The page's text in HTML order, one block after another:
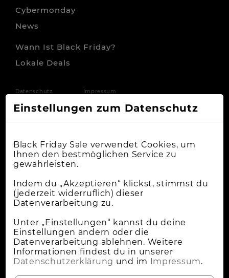
Cybermonday
News
Wann Ist Black Friday?
Lokale Deals
Datenschutz Impressum
Einstellungen zum Datenschutz
Black Friday Sale verwendet Cookies, um
Ihnen den bestmöglichen Service zu
gewährleisten.
Indem du „Akzeptieren“ klickst, stimmst du
(jederzeit widerruflich) dieser
Datenverarbeitung zu.
Unter „Einstellungen“ kannst du deine
Einstellungen ändern oder die
Datenverarbeitung ablehnen. Weitere
Informationen findest du in unserer
Datenschutzerklärung und im Impressum.